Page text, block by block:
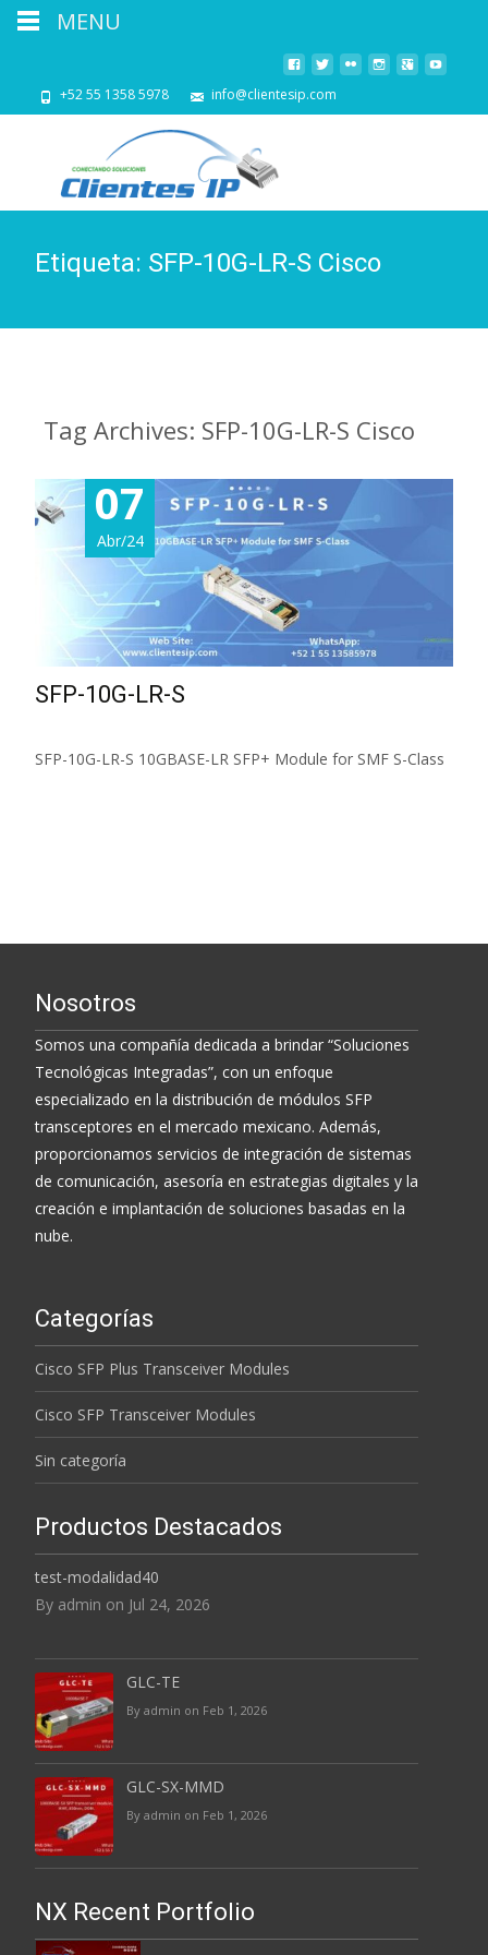
+52 55 1358 5978 info@clientesip.com
Etiqueta: SFP-10G-LR-S Cisco
Tag Archives: SFP-10G-LR-S Cisco
07
Abr/24
SFP-10G-LR-S
SFP-10G-LR-S 10GBASE-LR SFP+ Module for SMF S-Class
Nosotros
Somos una compañía dedicada a brindar “Soluciones
Tecnológicas Integradas”, con un enfoque
especializado en la distribución de módulos SFP
transceptores en el mercado mexicano. Además,
proporcionamos servicios de integración de sistemas
de comunicación, asesoría en estrategias digitales y la
creación e implantación de soluciones basadas en la
nube.
Categorías
Cisco SFP Plus Transceiver Modules
Cisco SFP Transceiver Modules
Sin categoría
Productos Destacados
test-modalidad40
By admin on Jul 24, 2026
GLC-TE
By admin on Feb 1, 2026
GLC-SX-MMD
By admin on Feb 1, 2026
NX Recent Portfolio
MENU